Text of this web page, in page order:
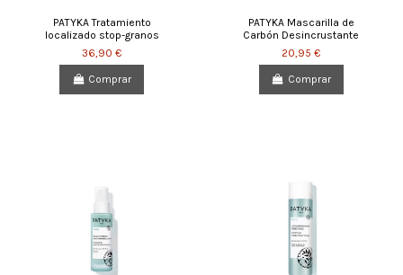
PATYKA Tratamiento
localizado stop-granos
36,90 €
Comprar
PATYKA Mascarilla de
Carbón Desincrustante
20,95 €
Comprar